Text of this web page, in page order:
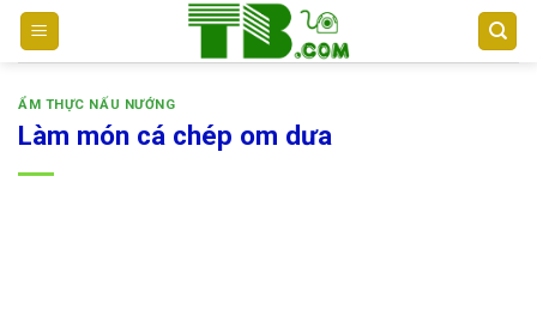
Bỏ
qua
dungẨM THỰC NẤU NƯỚNG
Làm món cá chép om dưa